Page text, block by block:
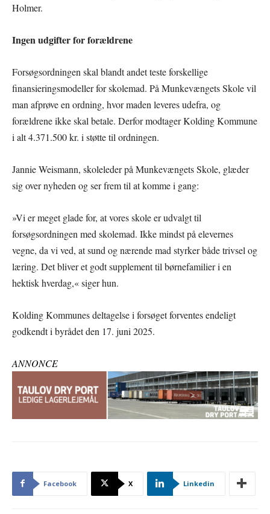
Holmer.
Ingen udgifter for forældrene
Forsøgsordningen skal blandt andet teste forskellige
finansieringsmodeller for skolemad. På Munkevængets Skole vil
man afprøve en ordning, hvor maden leveres udefra, og
forældrene ikke skal betale. Derfor modtager Kolding Kommune
i alt 4.371.500 kr. i støtte til ordningen.
Jannie Weismann, skoleleder på Munkevængets Skole, glæder
sig over nyheden og ser frem til at komme i gang:
»Vi er meget glade for, at vores skole er udvalgt til
forsøgsordningen med skolemad. Ikke mindst på elevernes
vegne, da vi ved, at sund og nærende mad styrker både trivsel og
læring. Det bliver et godt supplement til børnefamilier i en
hektisk hverdag,« siger hun.
Kolding Kommunes deltagelse i forsøget forventes endeligt
godkendt i byrådet den 17. juni 2025.
ANNONCE
Facebook X Linkedin